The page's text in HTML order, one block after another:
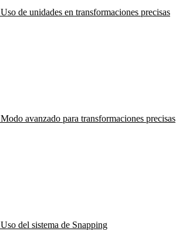
Uso de unidades en transformaciones precisas
Modo avanzado para transformaciones precisas
Uso del sistema de Snapping